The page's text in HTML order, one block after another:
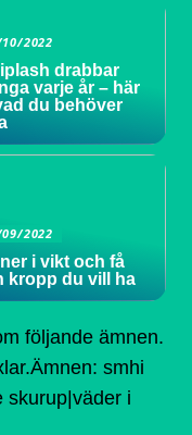
2022
drabbar
varje år – här
du behöver
2022
i vikt och få
kropp du vill ha
följande ämnen.
smhi
skurup|väder i